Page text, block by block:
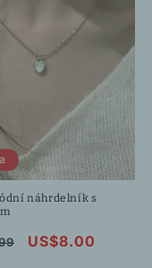
náhrdelník s
Výprodejová
US$8.00